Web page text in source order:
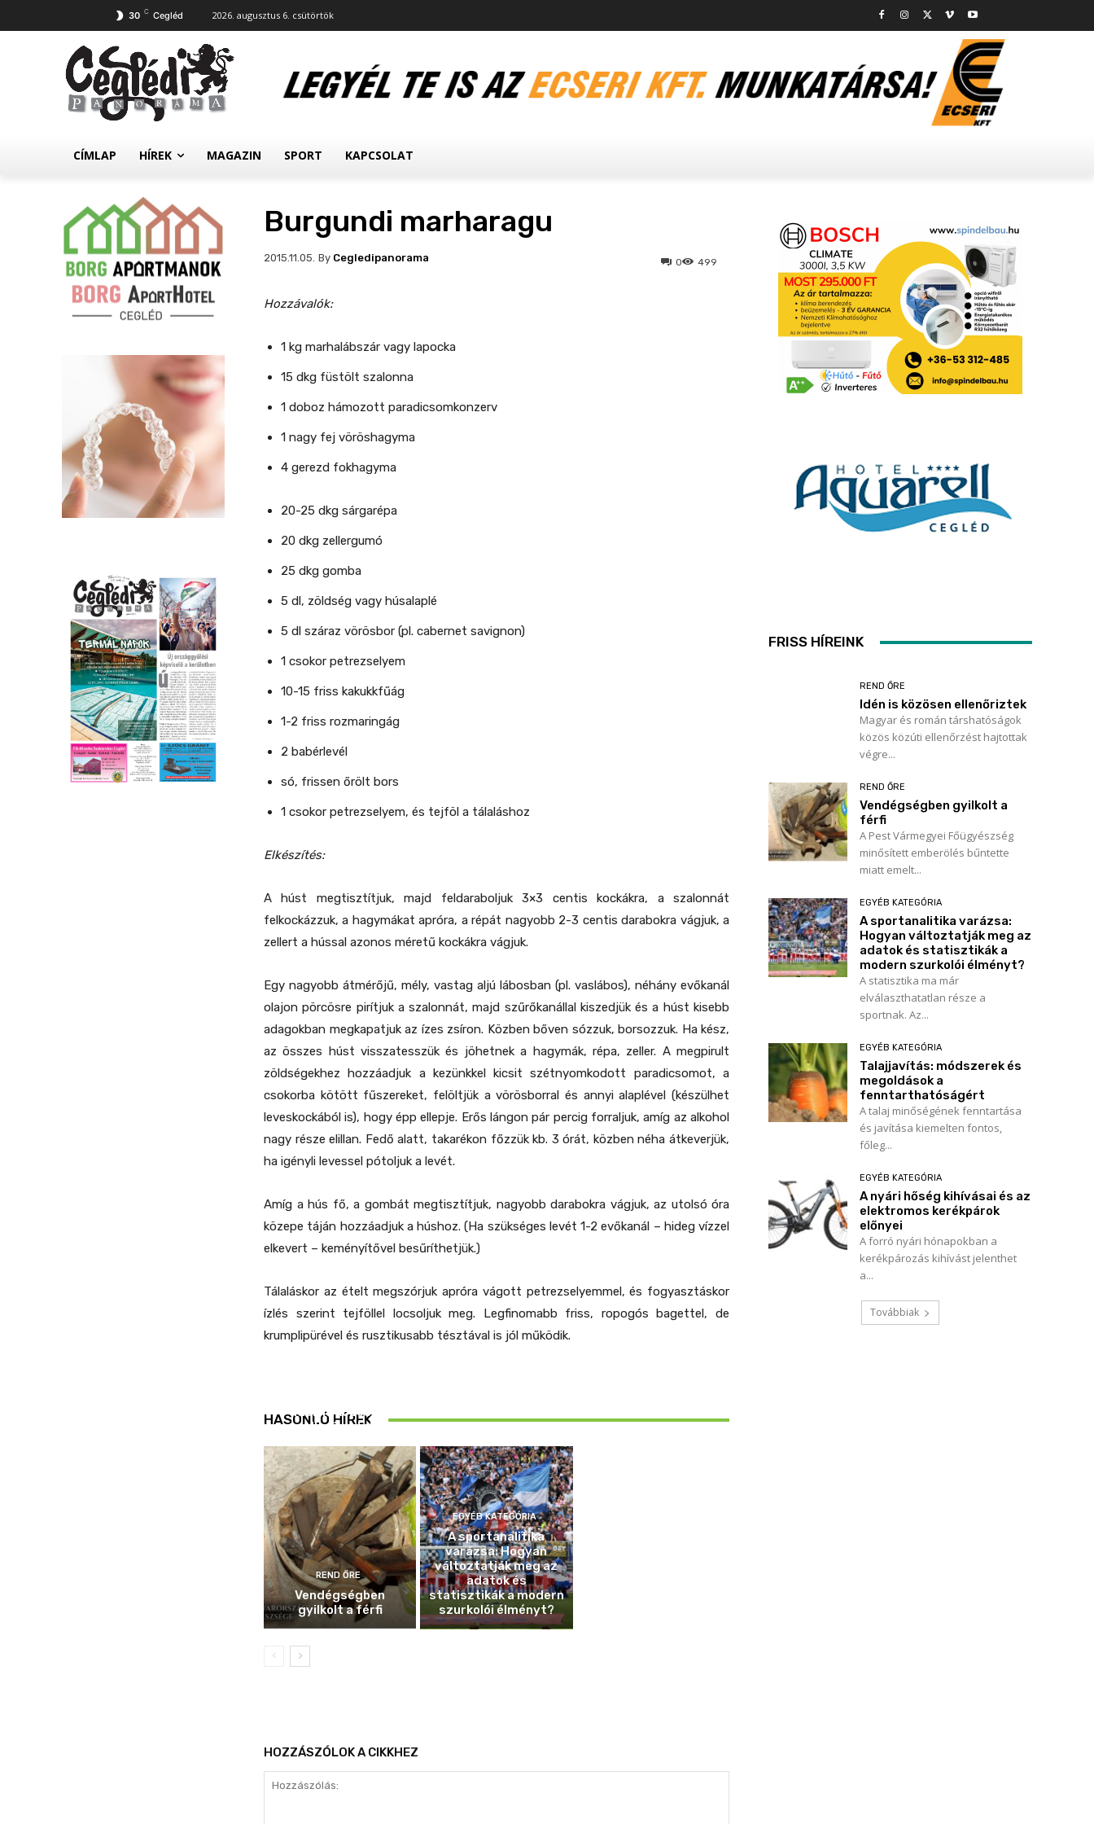
30 C Cegléd 2026. augusztus 6. csütörtök
CÍMLAP HÍREK MAGAZIN SPORT KAPCSOLAT
Burgundi marharagu
2015.11.05. 499
0
By Cegledipanorama
Hozzávalók:
1 kg marhalábszár vagy lapocka
15 dkg füstölt szalonna
1 doboz hámozott paradicsomkonzerv
1 nagy fej vöröshagyma
4 gerezd fokhagyma
20-25 dkg sárgarépa
20 dkg zellergumó
25 dkg gomba
5 dl, zöldség vagy húsalaplé
5 dl száraz vörösbor (pl. cabernet savignon)
1 csokor petrezselyem
10-15 friss kakukkfűág
1-2 friss rozmaringág
2 babérlevél
só, frissen őrölt bors
1 csokor petrezselyem, és tejföl a tálaláshoz
Elkészítés:
A húst megtisztítjuk, majd feldaraboljuk 3×3 centis kockákra, a szalonnát
felkockázzuk, a hagymákat apróra, a répát nagyobb 2-3 centis darabokra vágjuk, a
zellert a hússal azonos méretű kockákra vágjuk.
Egy nagyobb átmérőjű, mély, vastag aljú lábosban (pl. vaslábos), néhány evőkanál
olajon pörcösre pirítjuk a szalonnát, majd szűrőkanállal kiszedjük és a húst kisebb
adagokban megkapatjuk az ízes zsíron. Közben bőven sózzuk, borsozzuk. Ha kész,
az összes húst visszatesszük és jöhetnek a hagymák, répa, zeller. A megpirult
zöldségekhez hozzáadjuk a kezünkkel kicsit szétnyomkodott paradicsomot, a
csokorba kötött fűszereket, felöltjük a vörösborral és annyi alaplével (készülhet
leveskockából is), hogy épp ellepje. Erős lángon pár percig forraljuk, amíg az alkohol
nagy része elillan. Fedő alatt, takarékon főzzük kb. 3 órát, közben néha átkeverjük,
ha igényli levessel pótoljuk a levét.
Amíg a hús fő, a gombát megtisztítjuk, nagyobb darabokra vágjuk, az utolsó óra
közepe táján hozzáadjuk a húshoz. (Ha szükséges levét 1-2 evőkanál – hideg vízzel
elkevert – keményítővel besűríthetjük.)
Tálaláskor az ételt megszórjuk apróra vágott petrezselyemmel, és fogyasztáskor
ízlés szerint tejföllel locsoljuk meg. Legfinomabb friss, ropogós bagettel, de
krumplipürével és rusztikusabb tésztával is jól működik.
HASONLÓ HÍREK
Idén is közösen
ellenőriztek
REND ŐRE
Vendégségben
gyilkolt a férfi
EGYÉB KATEGÓRIA
A sportanalitika
varázsa: Hogyan
változtatják meg az
adatok és
statisztikák a modern
szurkolói élményt?
HOZZÁSZÓLOK A CIKKHEZ
FRISS HÍREINK
REND ŐRE
Idén is közösen ellenőriztek
Magyar és román társhatóságok
közös közúti ellenőrzést hajtottak
végre...
REND ŐRE
Vendégségben gyilkolt a
férfi
A Pest Vármegyei Főügyészség
minősített emberölés bűntette
miatt emelt...
EGYÉB KATEGÓRIA
A sportanalitika varázsa:
Hogyan változtatják meg az
adatok és statisztikák a
modern szurkolói élményt?
A statisztika ma már
elválaszthatatlan része a
sportnak. Az...
EGYÉB KATEGÓRIA
Talajjavítás: módszerek és
megoldások a
fenntarthatóságért
A talaj minőségének fenntartása
és javítása kiemelten fontos,
főleg...
EGYÉB KATEGÓRIA
A nyári hőség kihívásai és az
elektromos kerékpárok
előnyei
A forró nyári hónapokban a
kerékpározás kihívást jelenthet
a...
Továbbiak